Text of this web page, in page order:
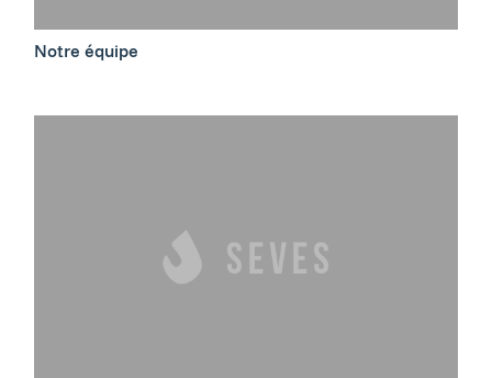
Notre équipe